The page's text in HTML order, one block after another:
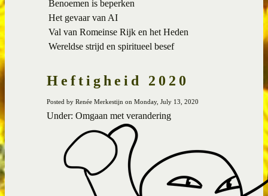
Benoemen is beperken
Het gevaar van AI
Val van Romeinse Rijk en het Heden
Wereldse strijd en spiritueel besef
Heftigheid 2020
Posted by Renée Merkestijn on Monday, July 13, 2020
Under: Omgaan met verandering